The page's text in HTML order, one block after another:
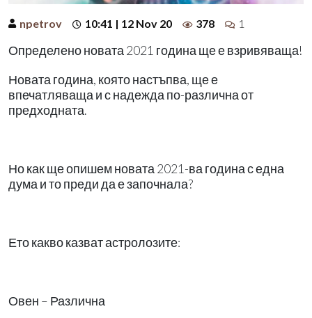
npetrov 10:41 | 12 Nov 20 378 1
Определено новата 2021 година ще е взривяваща!
Новата година, която настъпва, ще е
впечатляваща и с надежда по-различна от
предходната.
Но как ще опишем новата 2021-ва година с една
дума и то преди да е започнала?
Ето какво казват астролозите:
Овен – Различна